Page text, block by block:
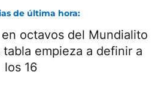
de última hora:
octavos del Mundialito
tabla empieza a definir a
los 16